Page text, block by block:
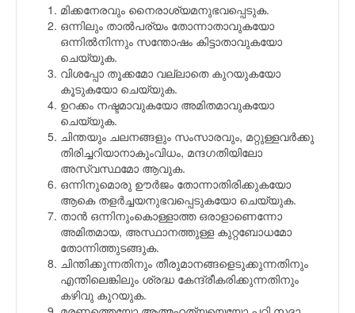
മിക്കനേരവും നൈരാശ്യമനുഭവപ്പെടുക.
ഒന്നിലും താല്‍പര്യം തോന്നാതാവുകയോ
ഒന്നില്‍നിന്നും സന്തോഷം കിട്ടാതാവുകയോ
ചെയ്യുക.
വിശപ്പോ തൂക്കമോ വല്ലാതെ കുറയുകയോ
കൂടുകയോ ചെയ്യുക.
ഉറക്കം നഷ്ടമാവുകയോ അമിതമാവുകയോ
ചെയ്യുക.
ചിന്തയും ചലനങ്ങളും സംസാരവും, മറ്റുള്ളവര്‍ക്കു
തിരിച്ചറിയാനാകുംവിധം, മന്ദഗതിയിലോ
അസ്വസ്ഥമോ ആവുക.
ഒന്നിനുമൊരു ഊര്‍ജം തോന്നാതിരിക്കുകയോ
ആകെ തളര്‍ച്ചയനുഭവപ്പെടുകയോ ചെയ്യുക.
താന്‍ ഒന്നിനുംകൊള്ളാത്ത ഒരാളാണെന്നോ
അമിതമായ, അസ്ഥാനത്തുള്ള കുറ്റബോധമോ
തോന്നിത്തുടങ്ങുക.
ചിന്തിക്കുന്നതിനും തീരുമാനങ്ങളെടുക്കുന്നതിനും
എന്തിലെങ്കിലും ശ്രദ്ധ കേന്ദ്രീകരിക്കുന്നതിനും
കഴിവു കുറയുക.